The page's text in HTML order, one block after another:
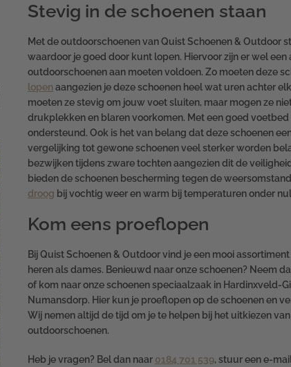
Stevig in de schoenen staan
Met de outdoorschoenen van Quist Schoenen & Outdoor
waardoor je goed door kunt lopen. Hiervoor zijn er wel
outdoorschoenen aan moeten voldoen. Zo moeten deze
lopen aangezien je deze schoenen heel wat uren achter
moeten ze stevig om jouw voet sluiten, maar mogen ze
drukplekken en blaren voorkomen. Met een goed
ondersteund. Ook is het van belang dat deze schoenen
vergelijking tot gewone schoenen veel sterker worden
bezwijken tijdens zware tochten aangezien dit de
bieden de schoenen bescherming tegen de
droog bij vochtig weer en warm bij temperaturen onder
Kom eens proeflopen
Bij Quist Schoenen & Outdoor vind je een mooi
heren als dames. Benieuwd naar onze schoenen? Neem
of kom naar onze schoenen speciaalzaak in Hardinxveld-
Numansdorp. Hier kun je proeflopen op de schoenen en
Wij nemen altijd de tijd om je te helpen bij het uitkiezen
outdoorschoenen.
Heb je vragen? Bel dan naar 0184 701 539, stuur een e-